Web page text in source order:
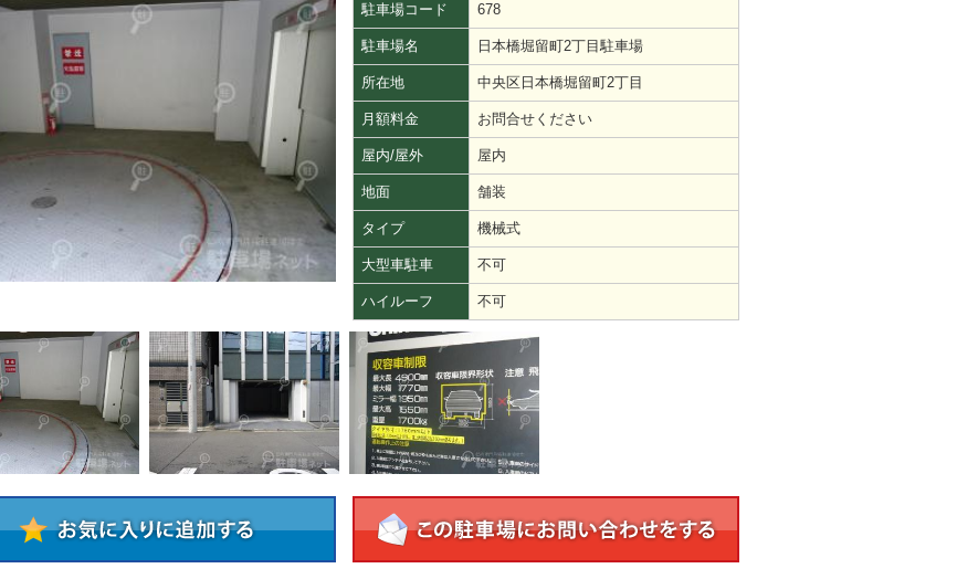
駐車場コード 678
駐車場名 日本橋堀留町2丁目駐車場
所在地 中央区日本橋堀留町2丁目
月額料金 お問合せください
屋内/屋外 屋内
地面 舗装
タイプ 機械式
大型車駐車 不可
ハイルーフ 不可